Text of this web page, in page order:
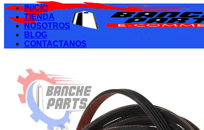
Buscar
por:
Acceder
Carrito /$0,00 0
INICIO
TIENDA
NOSOTROS
BLOG
CONTACTANOS